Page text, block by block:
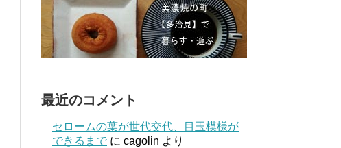
最近のコメント
セロームの葉が世代交代、目玉模様が
できるまで に cagolin より